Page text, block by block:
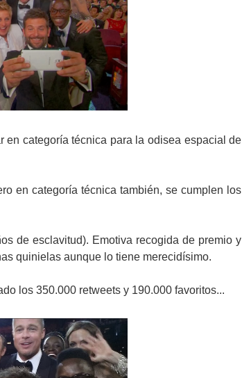
en categoría técnica para la odisea espacial de
en categoría técnica también, se cumplen los
de esclavitud). Emotiva recogida de premio y
quinielas aunque lo tiene merecidísimo.
los 350.000 retweets y 190.000 favoritos...